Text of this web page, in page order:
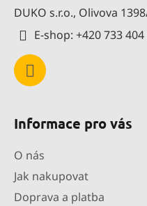
DUKO s.r.o., Olivova
E-shop: +420 733
Informace pro vás
O nás
Jak nakupovat
Doprava a platba